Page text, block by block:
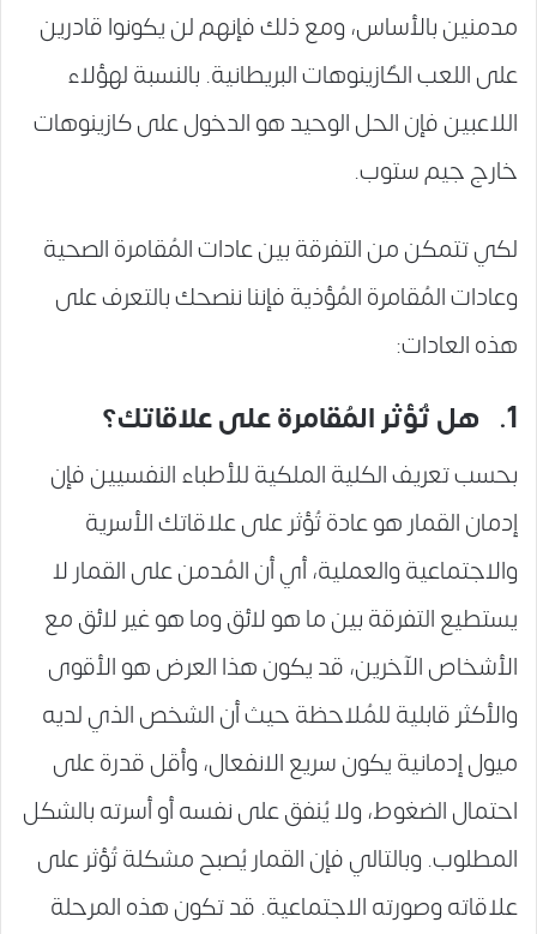
مدمنين بالأساس، ومع ذلك فإنهم لن يكونوا قادرين
على اللعب الكُازينوهات البريطانية. بالنسبة لهؤلاء
اللاعبين فإن الحل الوحيد هو الدخول على كازينوهات
خارج جيم ستوب.
لكي تتمكن من التفرقة بين عادات المُقامرة الصحية
وعادات المُقامرة المُؤذية فإننا ننصحك بالتعرف على
هذه العادات:
1. هل تُؤثر المُقامرة على علاقاتك؟
بحسب تعريف الكلية الملكية للأطباء النفسيين فإن
إدمان القمار هو عادة تُؤثر على علاقاتك الأسرية
والاجتماعية والعملية، أي أن المُدمن على القمار لا
يستطيع التفرقة بين ما هو لائق وما هو غير لائق مع
الأشخاص الآخرين، قد يكون هذا العرض هو الأقوى
والأكثر قابلية للمُلاحظة حيث أن الشخص الذي لديه
ميول إدمانية يكون سريع الانفعال، وأقل قدرة على
احتمال الضغوط، ولا يُنفق على نفسه أو أسرته بالشكل
المطلوب. وبالتالي فإن القمار يُصبح مشكلة تُؤثر على
علاقاته وصورته الاجتماعية. قد تكون هذه المرحلة